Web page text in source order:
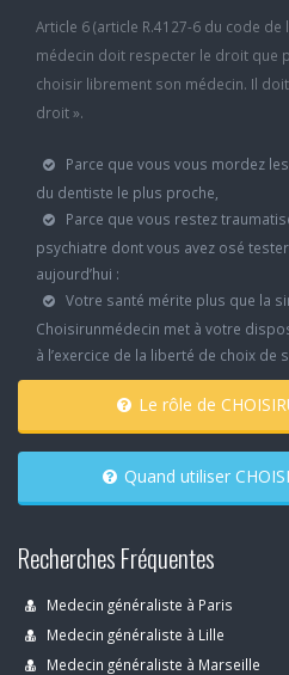
Article 6 (article R.4127-6 du code
médecin doit respecter le droit que
choisir librement son médecin. Il
droit ».
Parce que vous vous mordez
du dentiste le plus proche,
Parce que vous restez
psychiatre dont vous avez osé
aujourd’hui :
Votre santé mérite plus que la
Choisirunmédecin met à votre
à l’exercice de la liberté de choix de
Le rôle de
Quand
Recherches Fréquentes
Medecin généraliste à Paris
Medecin généraliste à Lille
Medecin généraliste à Marseille